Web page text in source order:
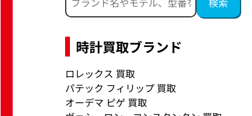
時計買取ブランド
ロレックス 買取
パテック フィリップ 買取
オーデマ ピゲ 買取